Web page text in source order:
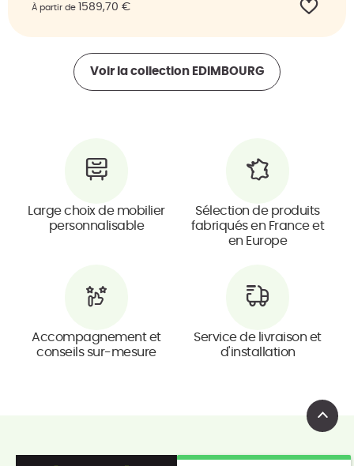
À partir de 1589,70 €
Voir la collection EDIMBOURG
Large choix de mobilier
personnalisable
Sélection de produits
fabriqués en France et
en Europe
Accompagnement et
conseils sur-mesure
Service de livraison et
d'installation